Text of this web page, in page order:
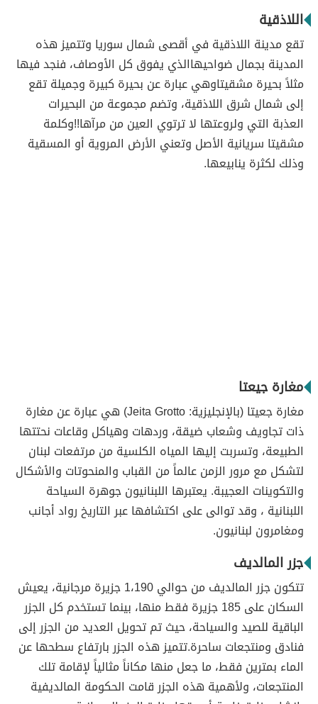
اللاذقية
تقع مدينة اللاذقية في أقصى شمال سوريا وتتميز هذه
المدينة بجمال ضواحيهاالذي يفوق كل الأوصاف، فنجد فيها
مثلاً بحيرة مشقيتاوهي عبارة عن بحيرة كبيرة وجميلة تقع
إلى شمال شرق اللاذقية، وتضم مجموعة من البحيرات
العذبة التي ولروعتها لا ترتوي العين من مرآها!!وكلمة
مشقيتا سريانية الأصل وتعني الأرض المروية أو المسقية
وذلك لكثرة ينابيعها.
مغارة جيعتا
مغارة جعيتا (بالإنجليزية: Jeita Grotto) هي عبارة عن مغارة
ذات تجاويف وشعاب ضيقة، وردهات وهياكل وقاعات نحتتها
الطبيعة، وتسربت إليها المياه الكلسية من مرتفعات لبنان
لتشكل مع مرور الزمن عالماً من القباب والمنحوتات والأشكال
والتكوينات العجيبة. يعتبرها اللبنانيون جوهرة السياحة
اللبنانية ، وقد توالى على اكتشافها عبر التاريخ رواد أجانب
ومغامرون لبنانيون.
جزر المالديف
تتكون جزر المالديف من حوالي 1،190 جزيرة مرجانية، يعيش
السكان على 185 جزيرة فقط منها، بينما تستخدم كل الجزر
الباقية للصيد والسياحة، حيث تم تحويل العديد من الجزر إلى
فنادق ومنتجعات ساحرة.تتميز هذه الجزر بارتفاع سطحها عن
الماء بمترين فقط، ما جعل منها مكاناً مثالياً لإقامة تلك
المنتجعات، ولأهمية هذه الجزر قامت الحكومة المالديفية